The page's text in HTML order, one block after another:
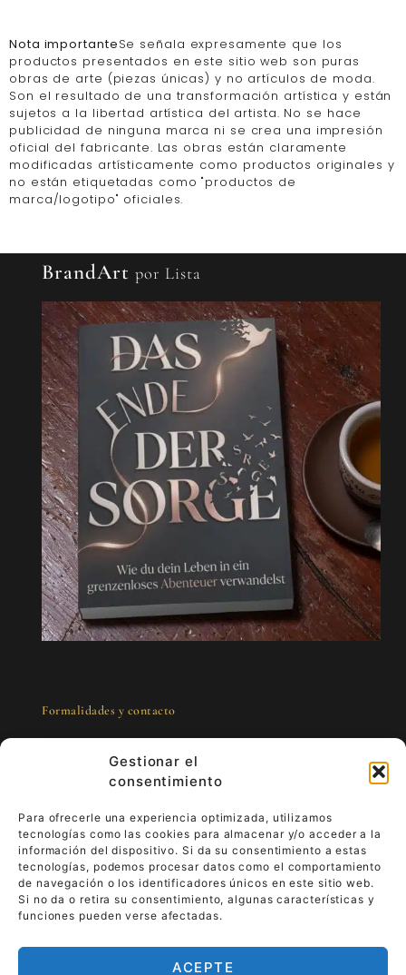
Gestionar el
consentimiento
Para ofrecerle una experiencia optimizada, utilizamos
tecnologías como las cookies para almacenar y/o acceder a la
información del dispositivo. Si da su consentimiento a estas
tecnologías, podemos procesar datos como el comportamiento
de navegación o los identificadores únicos en este sitio web.
Si no da o retira su consentimiento, algunas características y
funciones pueden verse afectadas.
ACEPTE
Nota importanteSe señala expresamente que los
productos presentados en este sitio web son puras
obras de arte (piezas únicas) y no artículos de moda.
Son el resultado de una transformación artística y están
sujetos a la libertad artística del artista. No se hace
publicidad de ninguna marca ni se crea una impresión
oficial del fabricante. Las obras están claramente
modificadas artísticamente como productos originales y
no están etiquetadas como "productos de
marca/logotipo" oficiales.
BrandArt por Lista
Formalidades y contacto
Arte para llevar - lujo que vive
Imagine que su obra de arte le acompaña en
su vida cotidiana.Viste lujo que vive y dale
historia se convierte en parte del arte.